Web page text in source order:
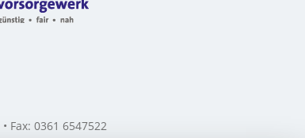
Fax: 0361 6547522